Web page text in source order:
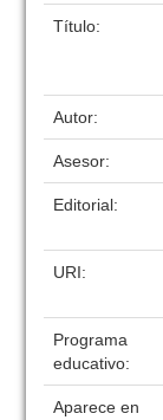
Título:
Autor:
Asesor:
Editorial:
URI:
Programa
educativo:
Aparece en